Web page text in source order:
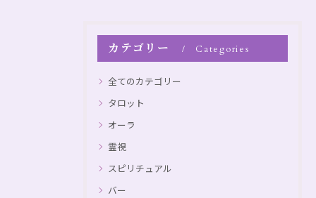
カテゴリー Categories
全てのカテゴリー
タロット
オーラ
霊視
スピリチュアル
バー